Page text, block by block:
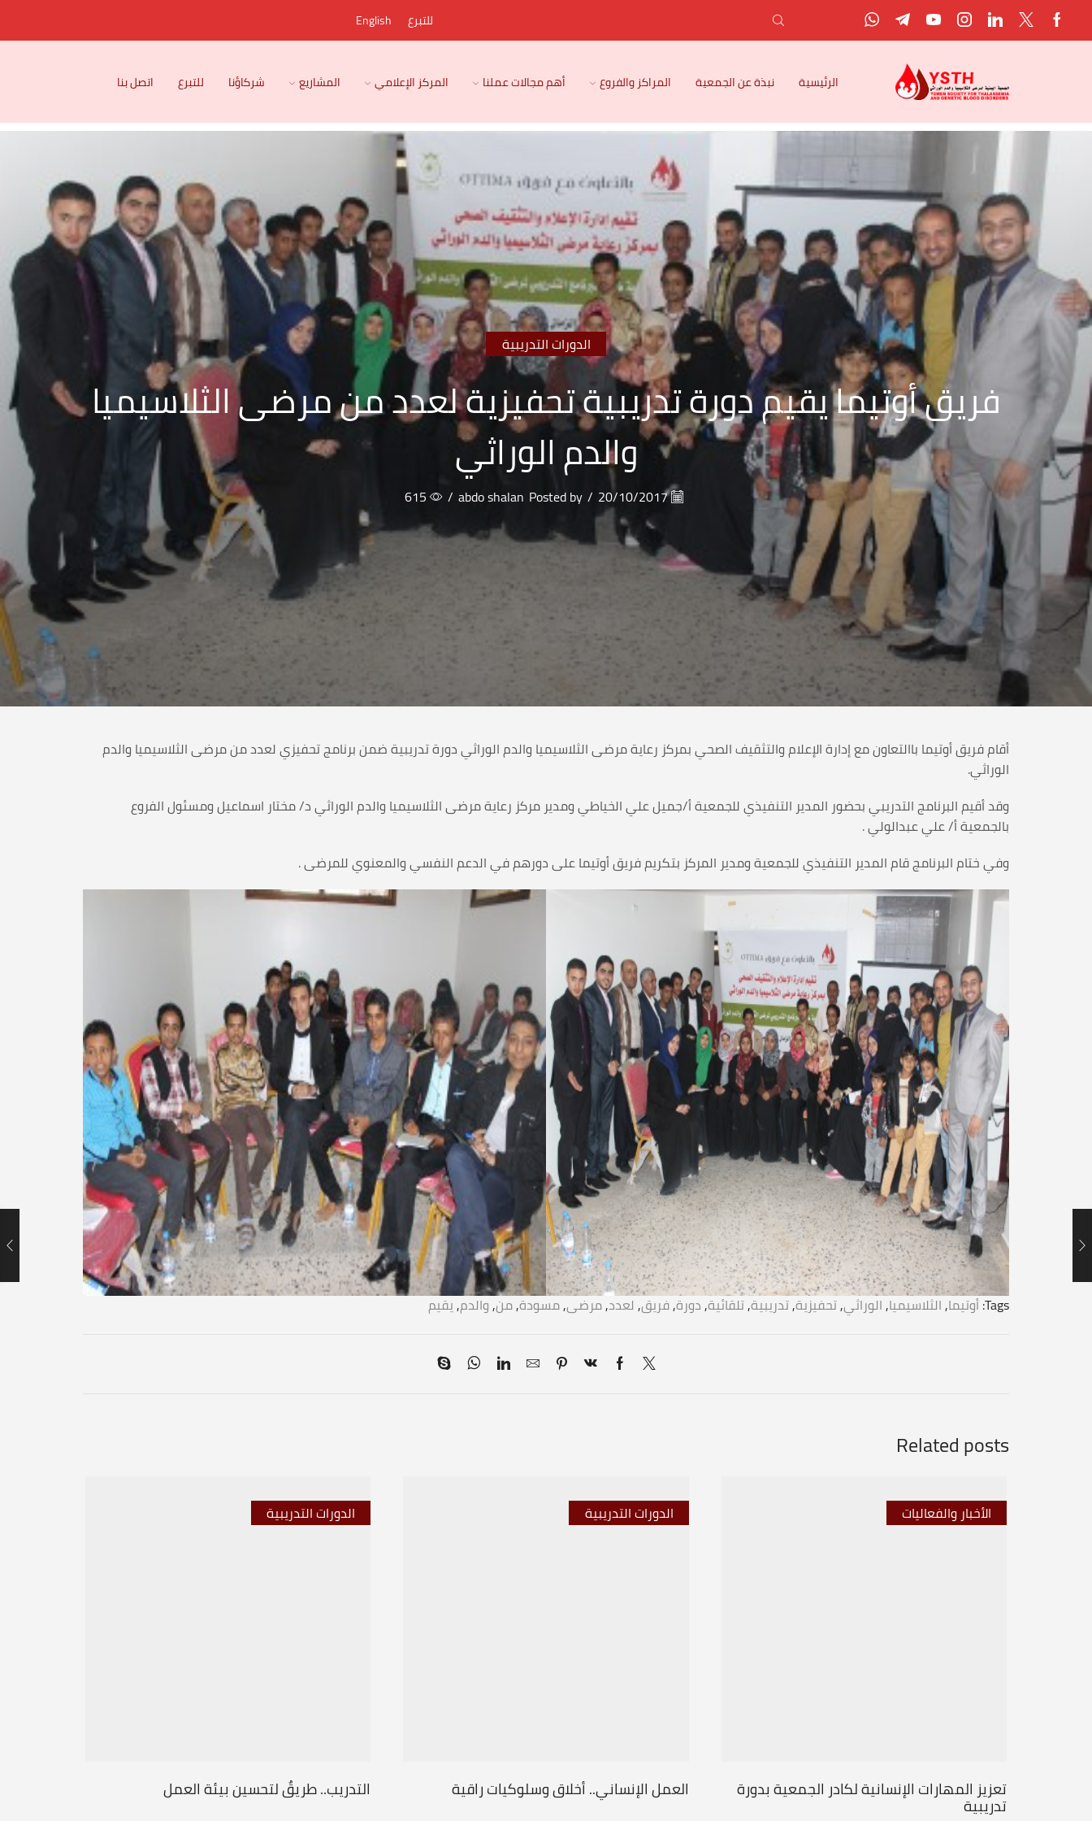
للتبرع English
الرئيسية نبذة عن الجمعية المراكز والفروع أهم مجالات عملنا المركز الإعلامي المشاريع شركاؤنا للتبرع اتصل بنا
الدورات التدريبية
فريق أوتيما يقيم دورة تدريبية تحفيزية لعدد من مرضى الثلاسيميا
والدم الوراثي
20/10/2017
/
Posted by
abdo shalan
/
615
أقام فريق أوتيما باالتعاون مع إدارة الإعلام والتثقيف الصحي بمركز رعاية مرضى الثلاسيميا والدم الوراثي دورة تدريبية ضمن برنامج تحفيزي لعدد من مرضى الثلاسيميا والدم
الوراثي.
وقد أقيم البرنامج التدريبي بحضور المدير التنفيذي للجمعية أ/جميل علي الخياطي ومدير مركز رعاية مرضى الثلاسيميا والدم الوراثي د/ مختار اسماعيل ومسئول الفروع
بالجمعية أ/ علي عبدالولي .
وفي ختام البرنامج قام المدير التنفيذي للجمعية ومدير المركز بتكريم فريق أوتيما على دورهم في الدعم النفسي والمعنوي للمرضى .
Tags: أوتيما,الثلاسيميا,الوراثي,تحفيزية,تدريبية,تلقائية,دورة,فريق, لعدد,مرضى,مسودة,من,والدم,يقيم
Related posts
الأخبار والفعاليات
تعزيز المهارات الإنسانية لكادر الجمعية بدورة
تدريبية
الدورات التدريبية
العمل الإنساني.. أخلاق وسلوكيات راقية
الدورات التدريبية
التدريب.. طريقٌ لتحسين بيئة العمل